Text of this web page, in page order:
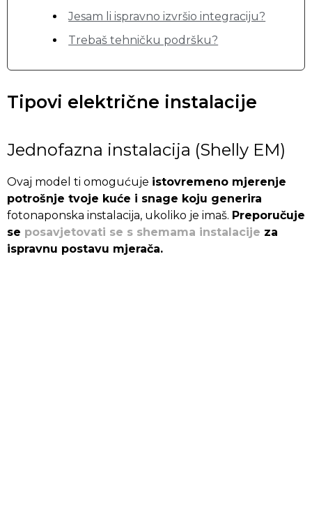
Jesam li ispravno izvršio integraciju?
Trebaš tehničku podršku?
Tipovi električne instalacije
Jednofazna instalacija (Shelly EM)
Ovaj model ti omogućuje istovremeno mjerenje
potrošnje tvoje kuće i snage koju generira
fotonaponska instalacija, ukoliko je imaš. Preporučuje
se posavjetovati se s shemama instalacije za
ispravnu postavu mjerača.